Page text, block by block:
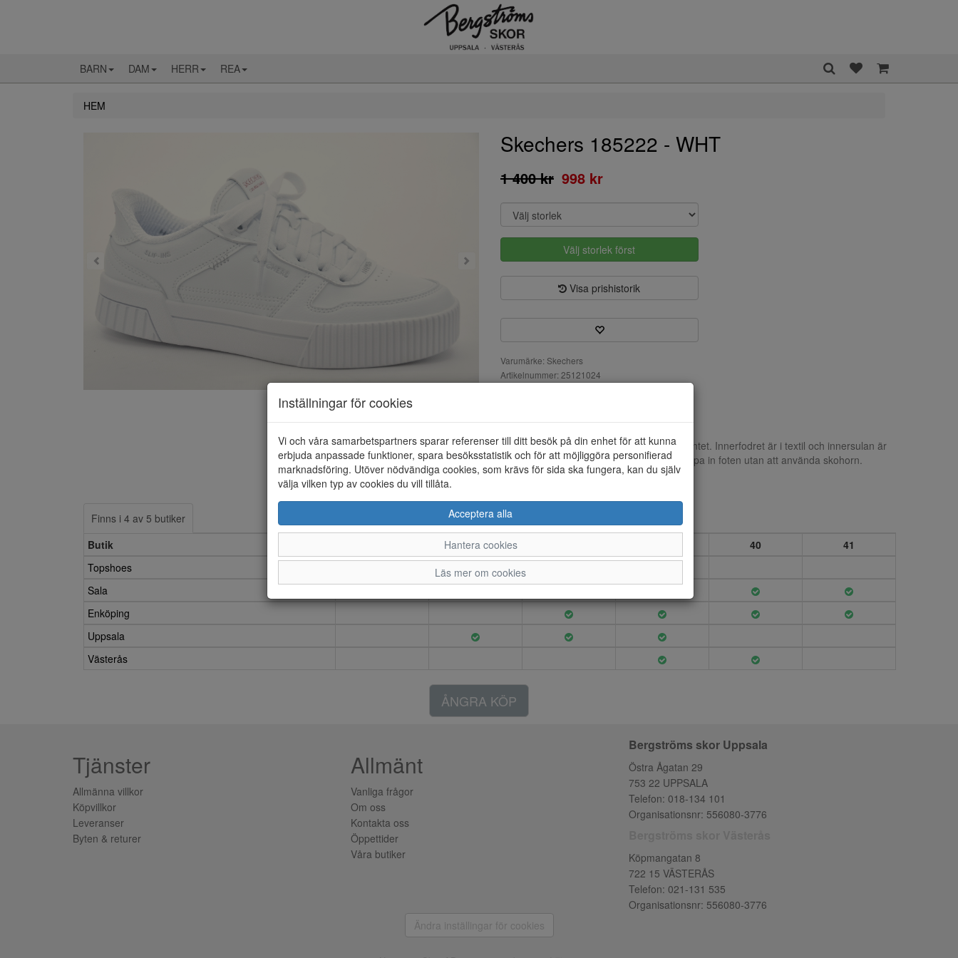
BARN DAM HERR REA
HEM
Skechers 185222 - WHT
1 400 kr 998 kr
Välj storlek först
Visa prishistorik
Varumärke: Skechers
Artikelnummer: 25121024
Jade - Put it in neutral Slip-ins sneaker i syntet. Innerfodret är i textil och innersulan är
air-cooled memory foam. Du kan bara stoppa in foten utan att använda skohorn.
Maskin tvätt i max 30 grader.
Finns i 4 av 5 butiker
Butik
37 40
41
Topshoes
Sala
Enköping
Uppsala
Västerås
ÅNGRA KÖP
Inställningar för cookies
Vi och våra samarbetspartners sparar referenser till ditt besök på din enhet för att kunna
erbjuda anpassade funktioner, spara besöksstatistik och för att möjliggöra personifierad
marknadsföring. Utöver nödvändiga cookies, som krävs för sida ska fungera, kan du själv
välja vilken typ av cookies du vill tillåta.
Acceptera alla
Hantera cookies
Läs mer om cookies
Tjänster
Allmänna villkor
Köpvillkor
Leveranser
Byten & returer
Allmänt
Vanliga frågor
Om oss
Kontakta oss
Öppettider
Våra butiker
Bergströms skor Uppsala
Östra Ågatan 29
753 22 UPPSALA
Telefon: 018-134 101
Organisationsnr: 556080-3776
Köpmangatan 8
722 15 VÄSTERÅS
Telefon: 021-131 535
Organisationsnr: 556080-3776
Ändra inställingar för cookies